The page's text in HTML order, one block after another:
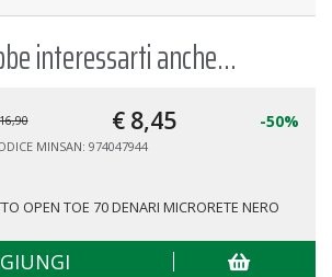
interessarti anche...
€ 8,45 -50%
MINSAN: 974047944
OPEN TOE 70 DENARI MICRORETE NERO